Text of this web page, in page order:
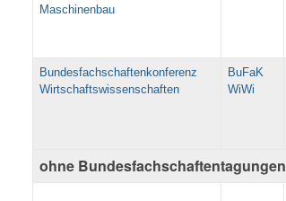
Maschinenbau
Bundesfachschaftenkonferenz
Wirtschaftswissenschaften
BuFaK
WiWi
ohne Bundesfachschaftentagungen